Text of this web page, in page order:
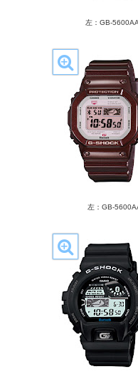
左：GB-
左：GB-